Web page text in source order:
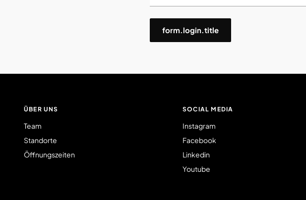
form.login.title
ÜBER UNS
Team
Standorte
Öffnungszeiten
SOCIAL MEDIA
Instagram
Facebook
Linkedin
Youtube